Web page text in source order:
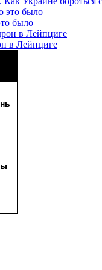
было
в Лейпциге